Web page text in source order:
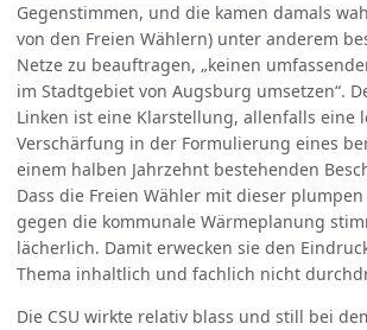
Gegenstimmen, und die kamen damals
von den Freien Wählern) unter anderem
Netze zu beauftragen, „keinen
im Stadtgebiet von Augsburg umsetzen“.
Linken ist eine Klarstellung, allenfalls eine
Verschärfung in der Formulierung eines
einem halben Jahrzehnt bestehenden
Dass die Freien Wähler mit dieser
gegen die kommunale Wärmeplanung
lächerlich. Damit erwecken sie den
Thema inhaltlich und fachlich nicht
Die CSU wirkte relativ blass und still bei